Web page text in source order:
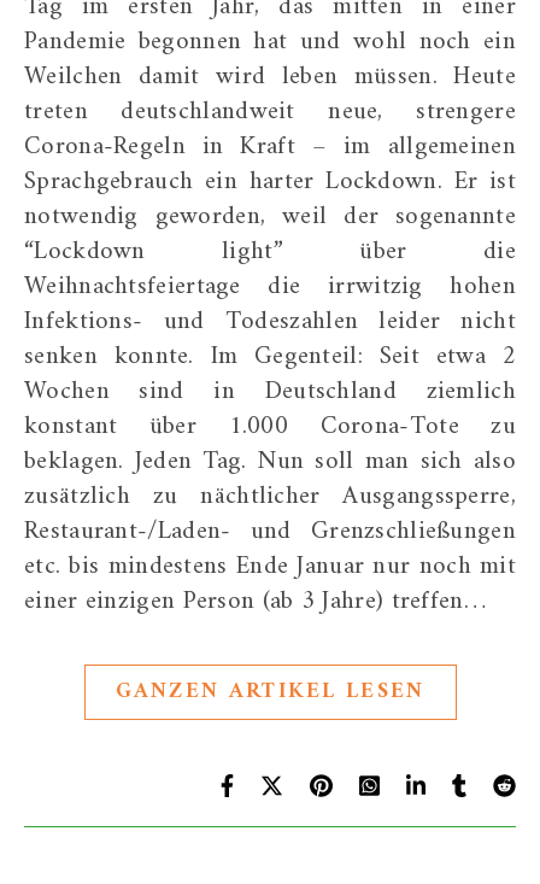
Pandemie begonnen hat und wohl noch ein
Weilchen damit wird leben müssen. Heute
treten deutschlandweit neue, strengere
Corona-Regeln in Kraft – im allgemeinen
Sprachgebrauch ein harter Lockdown. Er ist
notwendig geworden, weil der sogenannte
“Lockdown light” über die
Weihnachtsfeiertage die irrwitzig hohen
Infektions- und Todeszahlen leider nicht
senken konnte. Im Gegenteil: Seit etwa 2
Wochen sind in Deutschland ziemlich
konstant über 1.000 Corona-Tote zu
beklagen. Jeden Tag. Nun soll man sich also
zusätzlich zu nächtlicher Ausgangssperre,
Restaurant-/Laden- und Grenzschließungen
etc. bis mindestens Ende Januar nur noch mit
einer einzigen Person (ab 3 Jahre) treffen…
GANZEN ARTIKEL LESEN